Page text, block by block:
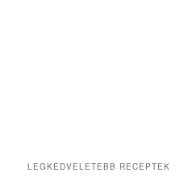
LEGKEDVELETEBB RECEPTEK